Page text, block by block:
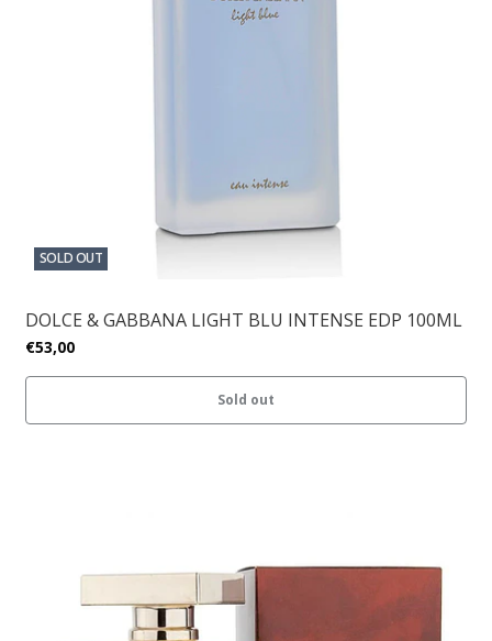
SOLD OUT
DOLCE & GABBANA LIGHT BLU INTENSE EDP 100ML
€53,00
Sold out